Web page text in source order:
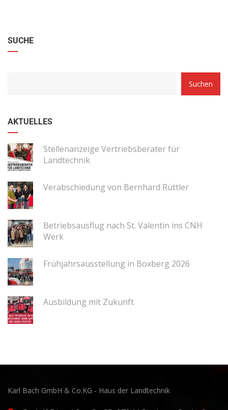
SUCHE
Suchen
AKTUELLES
Stellenanzeige Vertriebsberater für
Landtechnik
Verabschiedung von Bernhard Rüttler
Betriebsausflug nach St. Valentin ins CNH
Werk
Frühjahrsausstellung in Boxberg 2026
Ausbildung mit Zukunft
Karl Bach GmbH & Co.KG - Haus der Landtechnik